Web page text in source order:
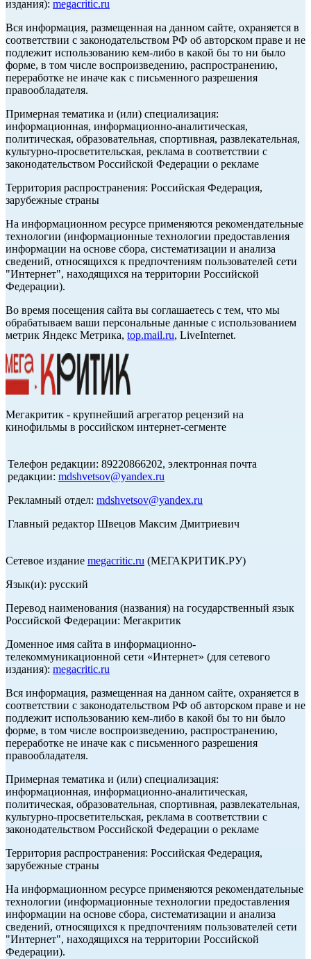
издания): megacritic.ru
Вся информация, размещенная на данном сайте, охраняется в
соответствии с законодательством РФ об авторском праве и не
подлежит использованию кем-либо в какой бы то ни было
форме, в том числе воспроизведению, распространению,
переработке не иначе как с письменного разрешения
правообладателя.
Примерная тематика и (или) специализация:
информационная, информационно-аналитическая,
политическая, образовательная, спортивная, развлекательная,
культурно-просветительская, реклама в соответствии с
законодательством Российской Федерации о рекламе
Территория распространения: Российская Федерация,
зарубежные страны
На информационном ресурсе применяются рекомендательные
технологии (информационные технологии предоставления
информации на основе сбора, систематизации и анализа
сведений, относящихся к предпочтениям пользователей сети
"Интернет", находящихся на территории Российской
Федерации).
Во время посещения сайта вы соглашаетесь с тем, что мы
обрабатываем ваши персональные данные с использованием
метрик Яндекс Метрика, top.mail.ru, LiveInternet.
Мегакритик - крупнейший агрегатор рецензий на
кинофильмы в российском интернет-сегменте
Телефон редакции: 89220866202, электронная почта
редакции: mdshvetsov@yandex.ru
Рекламный отдел: mdshvetsov@yandex.ru
Главный редактор Швецов Максим Дмитриевич
Сетевое издание megacritic.ru (МЕГАКРИТИК.РУ)
Язык(и): русский
Перевод наименования (названия) на государственный язык
Российской Федерации: Мегакритик
Доменное имя сайта в информационно-
телекоммуникационной сети «Интернет» (для сетевого
издания): megacritic.ru
Вся информация, размещенная на данном сайте, охраняется в
соответствии с законодательством РФ об авторском праве и не
подлежит использованию кем-либо в какой бы то ни было
форме, в том числе воспроизведению, распространению,
переработке не иначе как с письменного разрешения
правообладателя.
Примерная тематика и (или) специализация:
информационная, информационно-аналитическая,
политическая, образовательная, спортивная, развлекательная,
культурно-просветительская, реклама в соответствии с
законодательством Российской Федерации о рекламе
Территория распространения: Российская Федерация,
зарубежные страны
На информационном ресурсе применяются рекомендательные
технологии (информационные технологии предоставления
информации на основе сбора, систематизации и анализа
сведений, относящихся к предпочтениям пользователей сети
"Интернет", находящихся на территории Российской
Федерации).